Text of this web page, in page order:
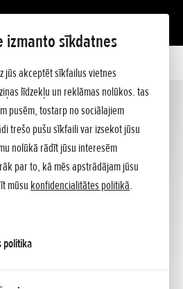
izmanto sīkdatnes
jūs akceptēt sīkfailus vietnes
līdzekļu un reklāmas nolūkos. tas
pusēm, tostarp no sociālajiem
trešo pušu sīkfaili var izsekot jūsu
nolūkā rādīt jūsu interesēm
par to, kā mēs apstrādājam jūsu
mūsu konfidencialitātes politikā.
politikaopens in a new tab
MIIMO(4)